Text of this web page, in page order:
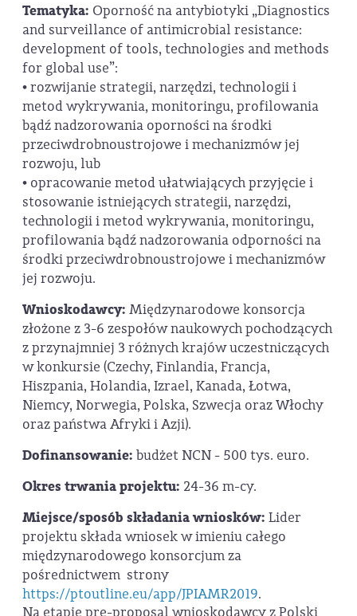
Tematyka: Oporność na antybiotyki „Diagnostics
and surveillance of antimicrobial resistance:
development of tools, technologies and methods
for global use”:
• rozwijanie strategii, narzędzi, technologii i
metod wykrywania, monitoringu, profilowania
bądź nadzorowania oporności na środki
przeciwdrobnoustrojowe i mechanizmów jej
rozwoju, lub
• opracowanie metod ułatwiających przyjęcie i
stosowanie istniejących strategii, narzędzi,
technologii i metod wykrywania, monitoringu,
profilowania bądź nadzorowania odporności na
środki przeciwdrobnoustrojowe i mechanizmów
jej rozwoju.
Wnioskodawcy: Międzynarodowe konsorcja
złożone z 3-6 zespołów naukowych pochodzących
z przynajmniej 3 różnych krajów uczestniczących
w konkursie (Czechy, Finlandia, Francja,
Hiszpania, Holandia, Izrael, Kanada, Łotwa,
Niemcy, Norwegia, Polska, Szwecja oraz Włochy
oraz państwa Afryki i Azji).
Dofinansowanie: budżet NCN - 500 tys. euro.
Okres trwania projektu: 24-36 m-cy.
Miejsce/sposób składania wniosków: Lider
projektu składa wniosek w imieniu całego
międzynarodowego konsorcjum za
pośrednictwem strony
https://ptoutline.eu/app/JPIAMR2019.
Na etapie pre-proposal wnioskodawcy z Polski